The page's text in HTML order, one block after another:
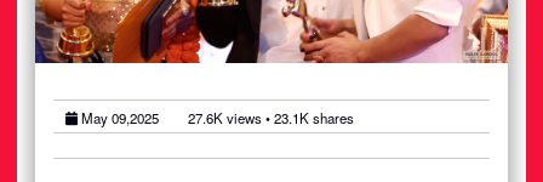
खेलकुद
स्वास्थ्य
May 09,2025 27.6Kviews •23.1Kshares